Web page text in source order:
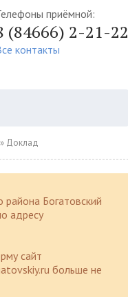
приёмной:
(84666) 2-21-22
контакты
» Доклад
Богатовский
адресу
сайт
больше не